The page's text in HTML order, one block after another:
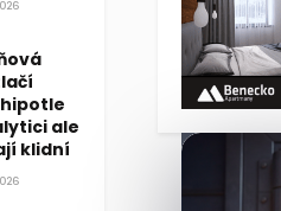
ale
klidní